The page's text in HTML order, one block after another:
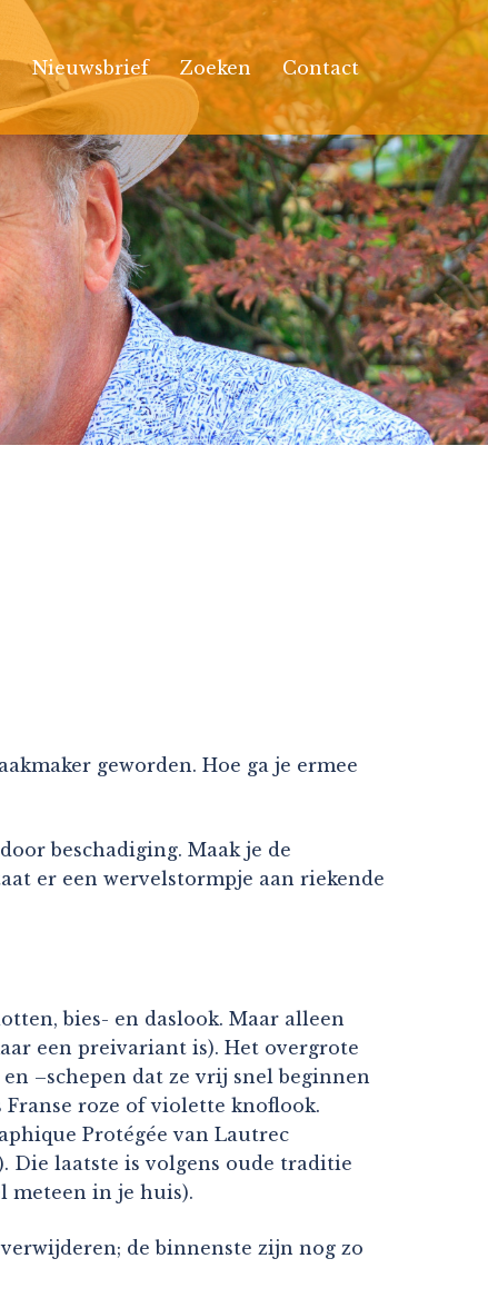
Nieuwsbrief Zoeken Contact
geworden. Hoe ga je ermee
beschadiging. Maak je de
er een wervelstormpje aan riekende
bies- en daslook. Maar alleen
een preivariant is). Het overgrote
–schepen dat ze vrij snel beginnen
roze of violette knoflook.
Protégée van Lautrec
Die laatste is volgens oude traditie
meteen in je huis).
de binnenste zijn nog zo